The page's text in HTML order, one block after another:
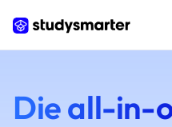
Die all-in-